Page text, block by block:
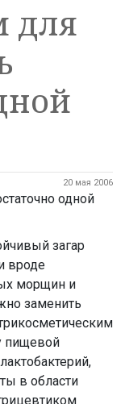
для
20 мая 2006
загар
вроде
морщин и
заменить
пищевой
в области